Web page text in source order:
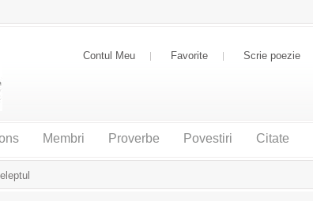
Contul Meu Favorite Scrie poezie
Membri Proverbe Povestiri Citate